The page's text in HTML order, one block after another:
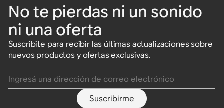
No te pierdas ni un sonido
ni una oferta
Suscribite para recibir las últimas actualizaciones sobre
nuevos productos y ofertas exclusivas.
Suscribirme